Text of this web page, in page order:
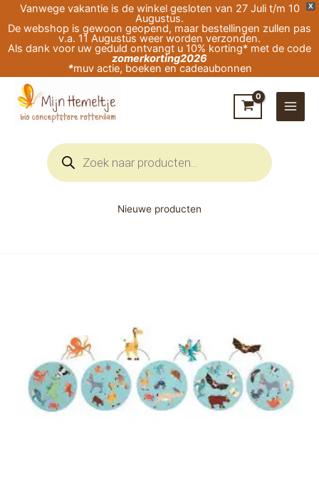
X
Vanwege vakantie is de winkel gesloten van 27 Juli t/m 10
Augustus.
De webshop is gewoon geopend, maar bestellingen zullen pas
v.a. 11 Augustus weer worden verzonden.
Als dank voor uw geduld ontvangt u 10% korting* met de code
zomerkorting2026
*muv actie, boeken en cadeaubonnen
naar
de
Producten
zoeken
Nieuwe producten
(Scratch)
aantal